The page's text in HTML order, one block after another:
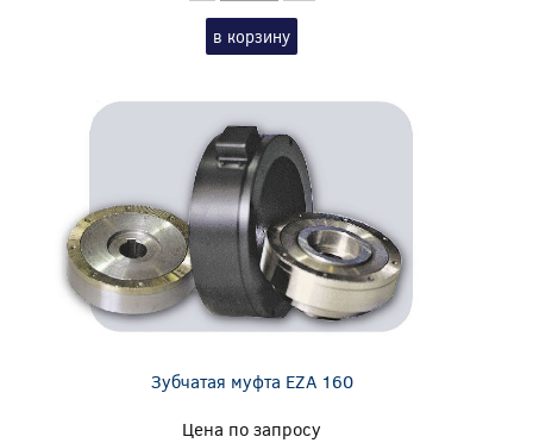
в корзину
Зубчатая муфта EZA 160
Цена по запросу